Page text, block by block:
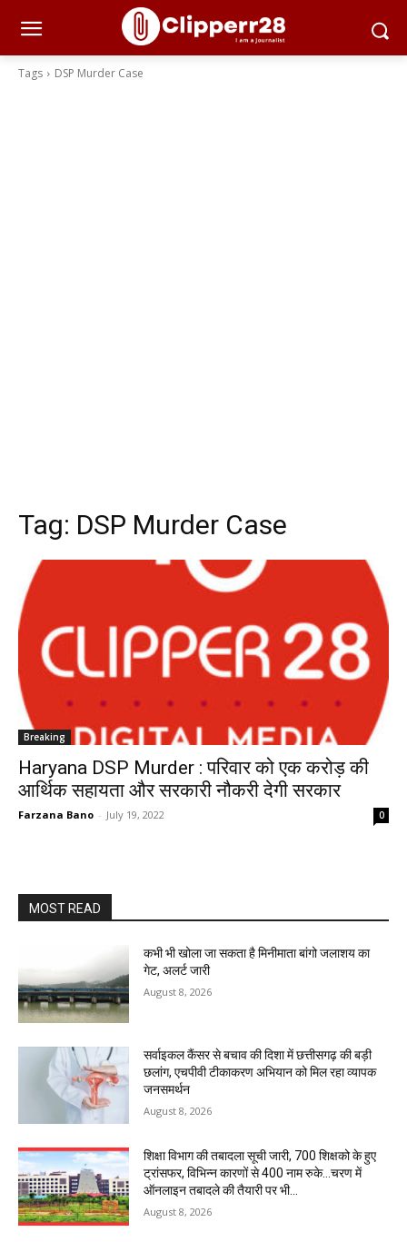
Tags DSP Murder Case
Tag: DSP Murder Case
Breaking
Haryana DSP Murder : परिवार को एक करोड़ की
आर्थिक सहायता और सरकारी नौकरी देगी सरकार
Farzana Bano - July 19, 2022 0
MOST READ
कभी भी खोला जा सकता है मिनीमाता बांगो जलाशय का
गेट, अलर्ट जारी
August 8, 2026
सर्वाइकल कैंसर से बचाव की दिशा में छत्तीसगढ़ की बड़ी
छलांग, एचपीवी टीकाकरण अभियान को मिल रहा व्यापक
जनसमर्थन
August 8, 2026
शिक्षा विभाग की तबादला सूची जारी, 700 शिक्षको के हुए
ट्रांसफर, विभिन्न कारणों से 400 नाम रुके…चरण में
ऑनलाइन तबादले की तैयारी पर भी...
August 8, 2026